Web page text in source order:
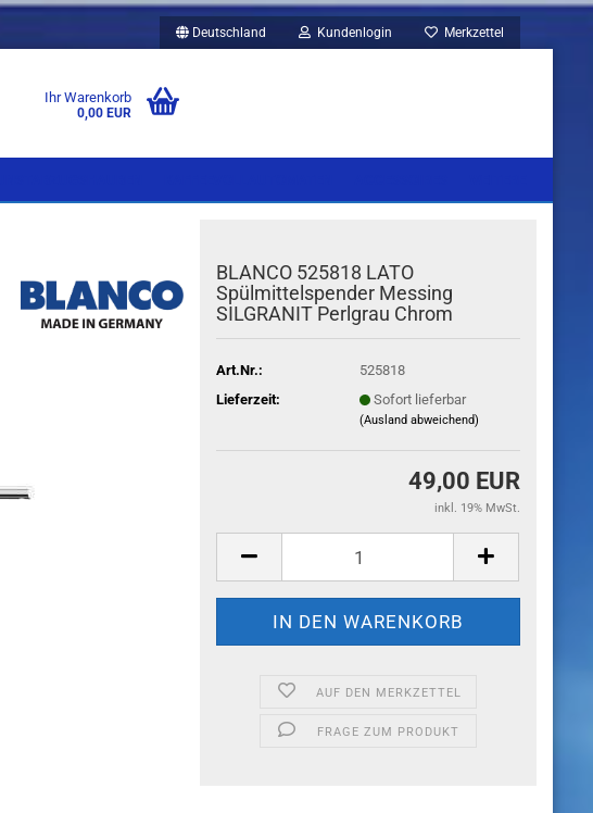
Deutschland Kundenlogin Merkzettel
Ihr Warenkorb
0,00 EUR
BLANCO 525818 LATO
Spülmittelspender Messing
SILGRANIT Perlgrau Chrom
Art.Nr.:
525818
Lieferzeit:
Sofort lieferbar
(Ausland abweichend)
49,00 EUR
inkl. 19% MwSt.
AUF DEN MERKZETTEL
FRAGE ZUM PRODUKT